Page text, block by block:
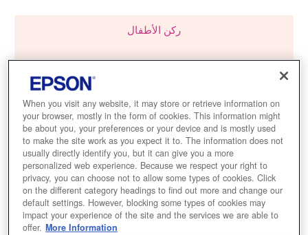
ركن الأطفال
موسمي
العودة إلى المدرسة
الخبز والطهي
التأمل الواعي
When you visit any website, it may store or retrieve information on
your browser, mostly in the form of cookies. This information might
be about you, your preferences or your device and is mostly used
to make the site work as you expect it to. The information does not
usually directly identify you, but it can give you a more
personalized web experience. Because we respect your right to
privacy, you can choose not to allow some types of cookies. Click
on the different category headings to find out more and change our
default settings. However, blocking some types of cookies may
impact your experience of the site and the services we are able to
offer. More Information